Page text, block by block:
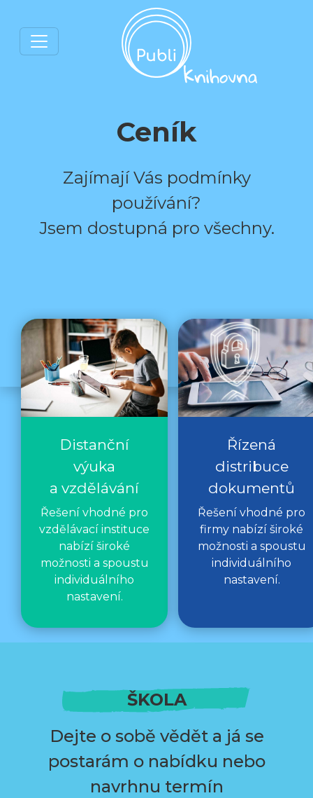
Ceník
Zajímají Vás podmínky
používání?
Jsem dostupná pro všechny.
Distanční
výuka
a vzdělávání
Řešení vhodné pro
vzdělávací instituce
nabízí široké
možnosti a spoustu
individuálního
nastavení.
Řízená
distribuce
dokumentů
Řešení vhodné pro
firmy nabízí široké
možnosti a spoustu
individuálního
nastavení.
ŠKOLA
Dejte o sobě vědět a já se
postarám o nabídku nebo
navrhnu termín